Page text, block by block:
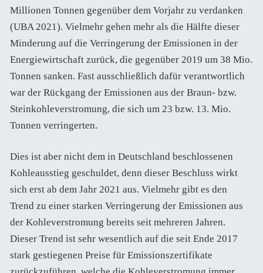
Millionen Tonnen gegenüber dem Vorjahr zu verdanken
(UBA 2021). Vielmehr gehen mehr als die Hälfte dieser
Minderung auf die Verringerung der Emissionen in der
Energiewirtschaft zurück, die gegenüber 2019 um 38 Mio.
Tonnen sanken. Fast ausschließlich dafür verantwortlich
war der Rückgang der Emissionen aus der Braun- bzw.
Steinkohleverstromung, die sich um 23 bzw. 13. Mio.
Tonnen verringerten.
Dies ist aber nicht dem in Deutschland beschlossenen
Kohleausstieg geschuldet, denn dieser Beschluss wirkt
sich erst ab dem Jahr 2021 aus. Vielmehr gibt es den
Trend zu einer starken Verringerung der Emissionen aus
der Kohleverstromung bereits seit mehreren Jahren.
Dieser Trend ist sehr wesentlich auf die seit Ende 2017
stark gestiegenen Preise für Emissionszertifikate